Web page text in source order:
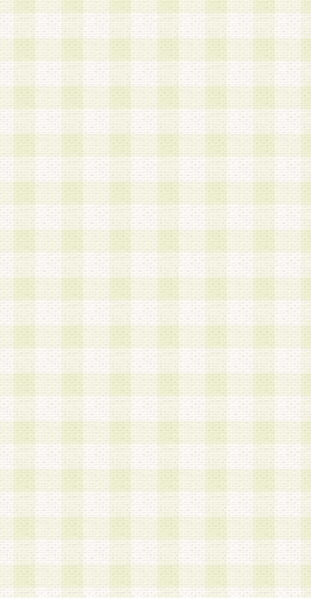
a.既に登録されている会員と同一のメールアドレ
録する場合
b.本サービスと同様のサービスを提供している企
業に従事していると思われる本人またはその家族
場合
c.その他当社が不適切と判断する場合
2.当社は、会員登録希望者を会員として承認する
した 場合、会員登録希望者による会員登録手続
による承認後の場合であっても、会員登録の取り
の抹消を、当社が適切と判 断する方法・手段に
とができるものとします。
3.会員登録希望者が18歳未満、成年被後見人、被
人 である場合は、親権者などの法定代理人の同
録を行うものとします。なお、義務教育学齢に該
者については、登録時に 当社が別途定める方法
権者による承認手続きを行うものとします。
第3条 会員の登録方法
1.会員登録手続きは、会員登録希望者本人が行う
る登録は一切認められないものとします。
2.会員登録希望者は、本規約に同意の後、当社指
画 面」において、当社が指定する必要事項を入
を行うものとします。当社は、会員登録を承認し
会員として本サービスを 受けるためのログイン
を付与します。
3.会員は、会員登録の際に申告する登録情報の全
いかなる虚偽の申告をも行ってはならないものと
4.会員は、複数のログインＩＤおよびパスワード
いものとします。
第4条 ログインIDおよびパスワードの管理